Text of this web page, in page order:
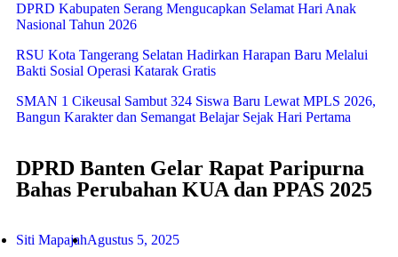
DPRD Kabupaten Serang Mengucapkan Selamat Hari Anak
Nasional Tahun 2026
RSU Kota Tangerang Selatan Hadirkan Harapan Baru Melalui
Bakti Sosial Operasi Katarak Gratis
SMAN 1 Cikeusal Sambut 324 Siswa Baru Lewat MPLS 2026,
Bangun Karakter dan Semangat Belajar Sejak Hari Pertama
DPRD Banten Gelar Rapat Paripurna
Bahas Perubahan KUA dan PPAS 2025
Siti MapajahAgustus 5, 2025